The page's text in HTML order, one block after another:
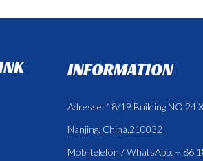
LASER-SCHNEIDMASCHINE
ERSATZTEILE
INFORMATION
Adresse: 18/19 Building NO 24
Nanjing, China.210032
Mobiltelefon / WhatsApp: + 86